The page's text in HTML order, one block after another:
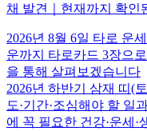
채 발견｜현재까지 확인
2026년 8월 6일 타로 운
운까지 타로카드 3장으
을 통해 살펴보겠습니다
2026년 하반기 삼재 띠(
도·기간·조심해야 할 일
에 꼭 필요한 건강·운세·